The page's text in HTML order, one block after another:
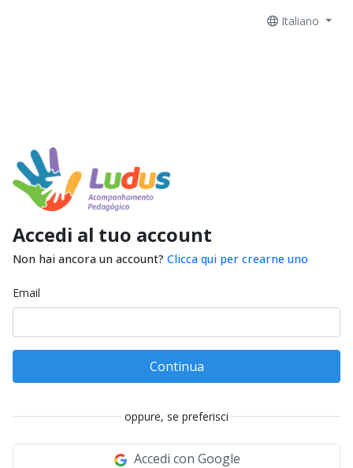
Italiano
Accedi al tuo account
Non hai ancora un account? Clicca qui per crearne uno
Email
Continua
oppure, se preferisci
Accedi con Google